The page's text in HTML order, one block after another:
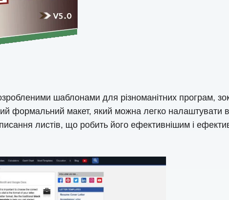
шаблонами для різноманітних програм,
формальний макет, який можна легко налаштувати
листів, що робить його ефективнішим і